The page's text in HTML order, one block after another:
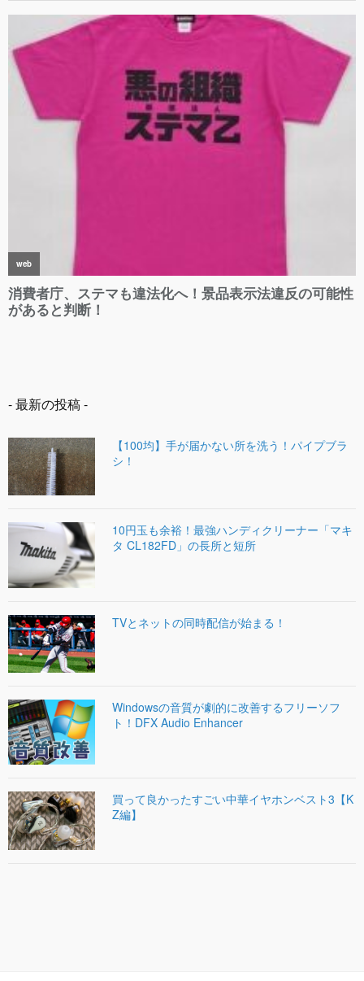
- 最新の投稿 -
【100均】手が届かない所を洗う！パイプブラ
シ！
10円玉も余裕！最強ハンディクリーナー「マキ
タ CL182FD」の長所と短所
TVとネットの同時配信が始まる！
Windowsの音質が劇的に改善するフリーソフ
ト！DFX Audio Enhancer
買って良かったすごい中華イヤホンベスト3【K
Z編】